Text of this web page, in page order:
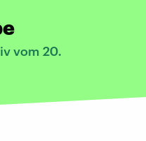
vom 20.